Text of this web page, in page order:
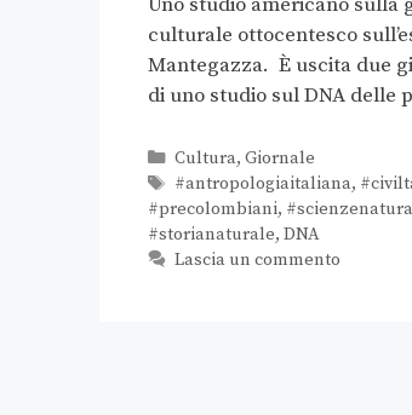
culturale ottocentesco
Mantegazza. È uscita due
di uno studio sul DNA delle
Cultura, Giornale
#antropologiaitaliana,
#precolombiani,
#storianaturale, DNA
Lascia un commento